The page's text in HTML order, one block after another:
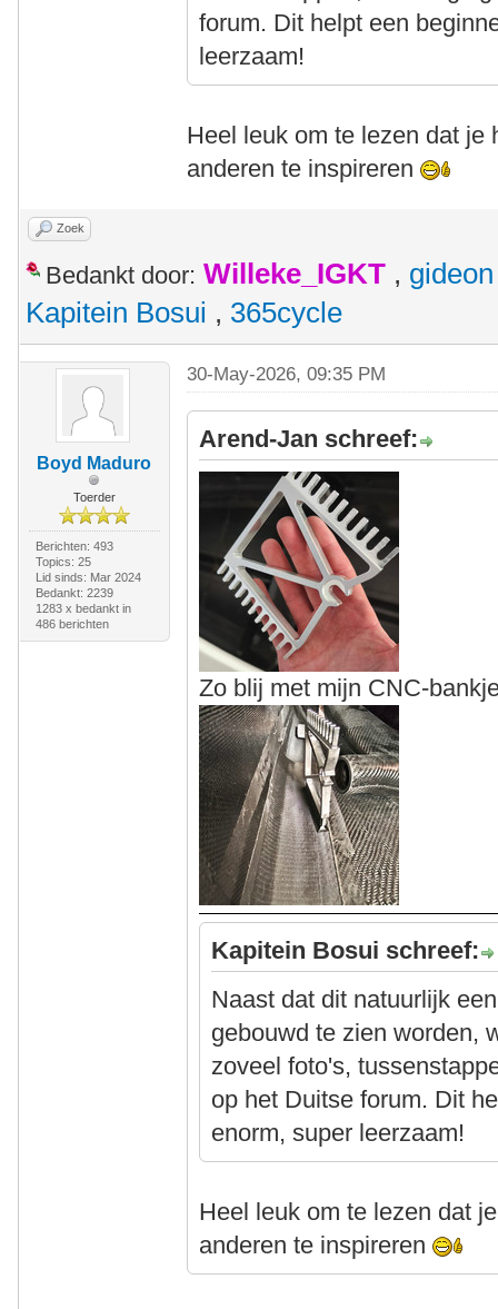
forum. Dit helpt een
leerzaam!
Heel leuk om te lezen dat je
anderen te inspireren
Zoek
Bedankt door: Willeke_IGKT , gideon
Kapitein Bosui , 365cycle
Boyd Maduro
Toerder
Berichten: 493
Topics: 25
Lid sinds: Mar 2024
Bedankt: 2239
1283 x bedankt in
486 berichten
30-May-2026, 09:35 PM
Arend-Jan schreef:
Zo blij met mijn CNC-
Kapitein Bosui schreef:
Naast dat dit natuurlijk
gebouwd te zien worden,
zoveel foto's,
op het Duitse forum. Dit
enorm, super leerzaam!
Heel leuk om te lezen dat
anderen te inspireren